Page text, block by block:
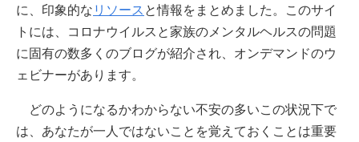
に、印象的な リソース と情報をまとめました。このサイ
トには、コロナウイルスと家族のメンタルヘルスの問題
に固有の数多くのブログが紹介され、オンデマンドのウ
ェビナーがあります。
どのようになるかわからない不安の多いこの状況下で
は、あなたが一人ではないことを覚えておくことは重要